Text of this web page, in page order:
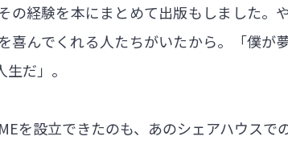
の経験を本にまとめて出版もしました。
喜んでくれる人たちがいたから。「僕が
だ」。
を設立できたのも、あのシェアハウスで